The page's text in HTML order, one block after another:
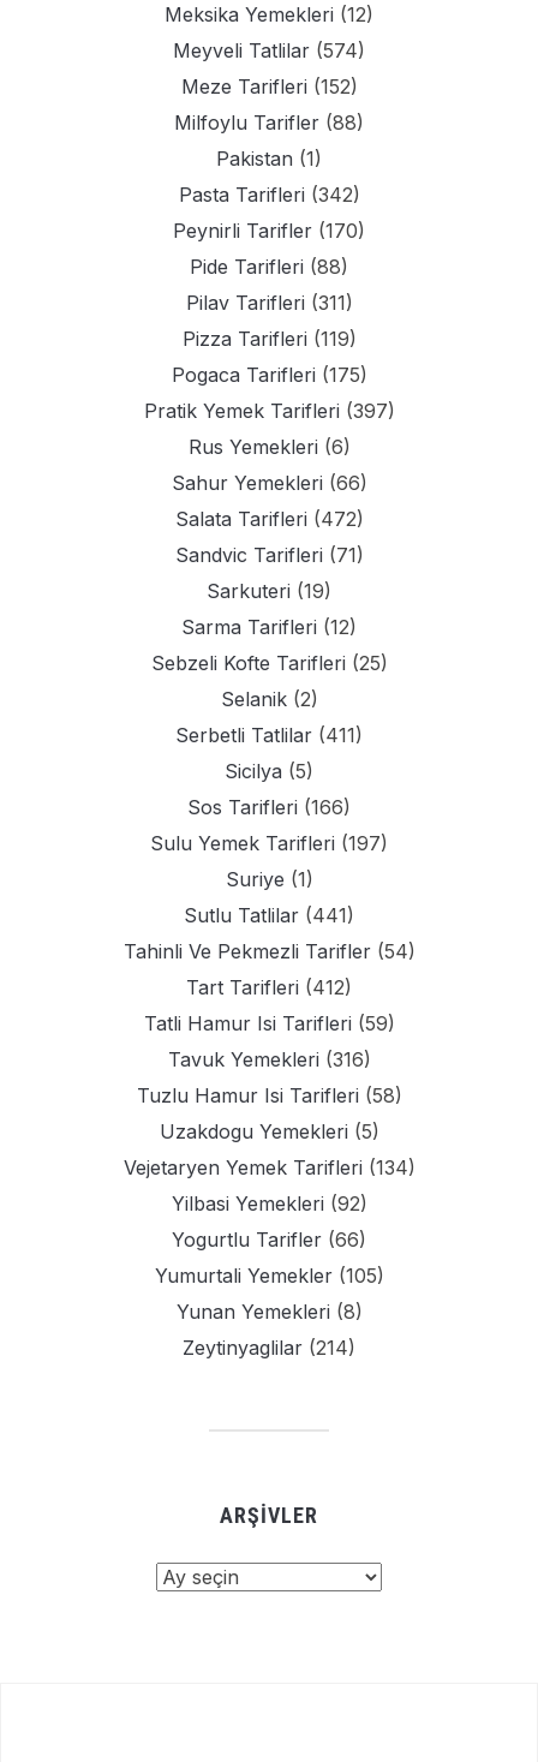
Meksika Yemekleri (12)
Meyveli Tatlilar (574)
Meze Tarifleri (152)
Milfoylu Tarifler (88)
Pakistan (1)
Pasta Tarifleri (342)
Peynirli Tarifler (170)
Pide Tarifleri (88)
Pilav Tarifleri (311)
Pizza Tarifleri (119)
Pogaca Tarifleri (175)
Pratik Yemek Tarifleri (397)
Rus Yemekleri (6)
Sahur Yemekleri (66)
Salata Tarifleri (472)
Sandvic Tarifleri (71)
Sarkuteri (19)
Sarma Tarifleri (12)
Sebzeli Kofte Tarifleri (25)
Selanik(2)
Serbetli Tatlilar (411)
Sicilya (5)
Sos Tarifleri (166)
Sulu Yemek Tarifleri (197)
Suriye (1)
Sutlu Tatlilar (441)
Tahinli Ve Pekmezli Tarifler(54)
Tart Tarifleri (412)
Tatli Hamur Isi Tarifleri (59)
Tavuk Yemekleri (316)
Tuzlu Hamur Isi Tarifleri (58)
Uzakdogu Yemekleri (5)
Vejetaryen Yemek Tarifleri (134)
Yilbasi Yemekleri (92)
Yogurtlu Tarifler (66)
Yumurtali Yemekler(105)
Yunan Yemekleri (8)
Zeytinyaglilar (214)
ARŞIVLER